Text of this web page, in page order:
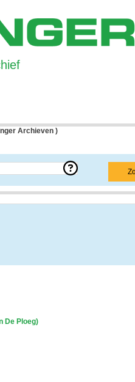
Archieven )
bepaald archief.
beschikbaarheid, openbaarheid
de geschiedenis van het archief,
De rubrieken in de inventaris
De Ploeg)